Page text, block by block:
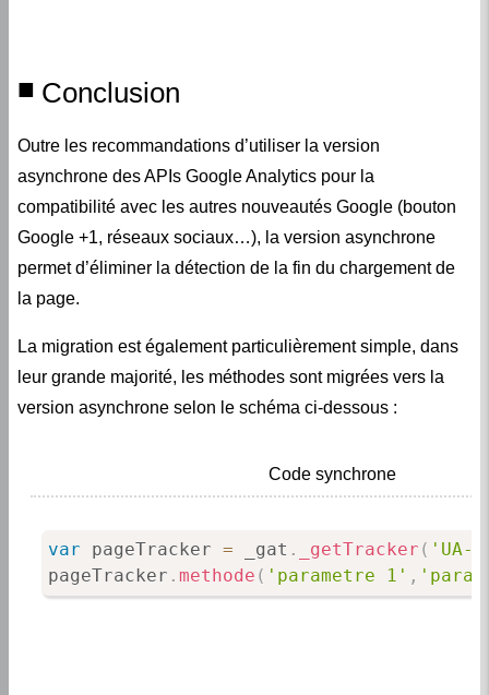
Conclusion
Outre les recommandations d’utiliser la version
asynchrone des APIs Google Analytics pour la
compatibilité avec les autres nouveautés Google (bouton
Google +1, réseaux sociaux…), la version asynchrone
permet d’éliminer la détection de la fin du chargement de
la page.
La migration est également particulièrement simple, dans
leur grande majorité, les méthodes sont migrées vers la
version asynchrone selon le schéma ci-dessous :
Code synchrone
var pageTracker = _gat . _getTracker ( 'UA-
pageTracker . methode ( 'parametre 1' ,